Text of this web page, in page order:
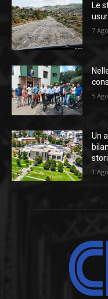
Le
7
5
Un
1